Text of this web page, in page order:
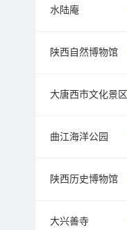
水陆庵
陕西自然博物馆
大唐西市文化景区
曲江海洋公园
陕西历史博物馆
大兴善寺